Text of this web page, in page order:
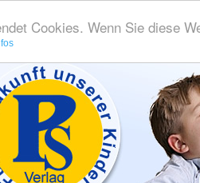
Cookies. Wenn Sie diese